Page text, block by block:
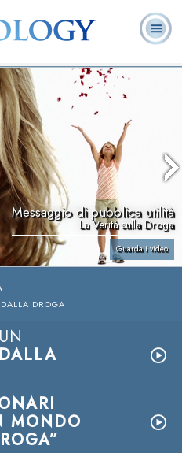
Ministri
Volontari
Domande
ricorrenti
Messaggio di pubblica utilità
La Verità sulla Droga
Guarda i video
DROGA
MONDO